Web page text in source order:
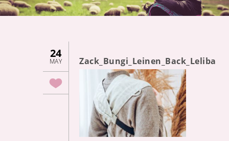
24
MAY Zack_Bungi_Leinen_Back_Leliba